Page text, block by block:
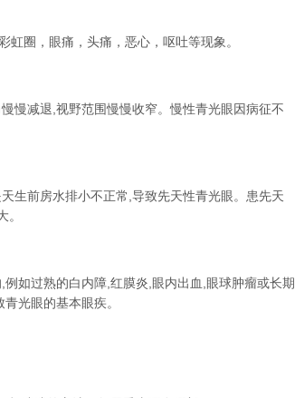
圈，眼痛，头痛，恶心，呕吐等现象。
慢减退,视野范围慢慢收窄。慢性青光眼因病征不
生前房水排小不正常,导致先天性青光眼。患先天
如过熟的白内障,红膜炎,眼内出血,眼球肿瘤或长期
光眼的基本眼疾。